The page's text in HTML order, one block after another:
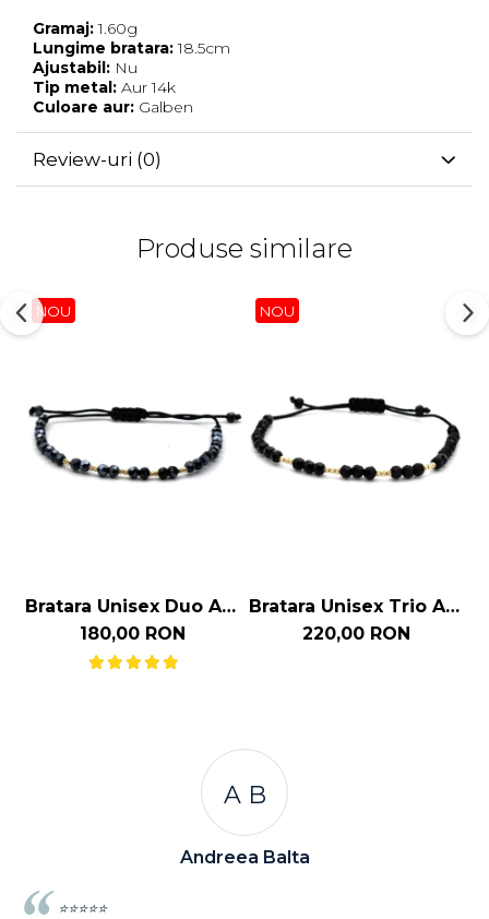
Gramaj:1.60g
Lungime bratara:18.5cm
Ajustabil: Nu
Tip metal: Aur 14k
Culoare aur: Galben
Review-uri (0)
Produse similare
NOU
Bratara Unisex Duo Aur
14k
180,00 RON
NOU
Bratara Unisex Trio Aur
14k
220,00 RON
A B
Andreea Balta
⭐⭐⭐⭐⭐